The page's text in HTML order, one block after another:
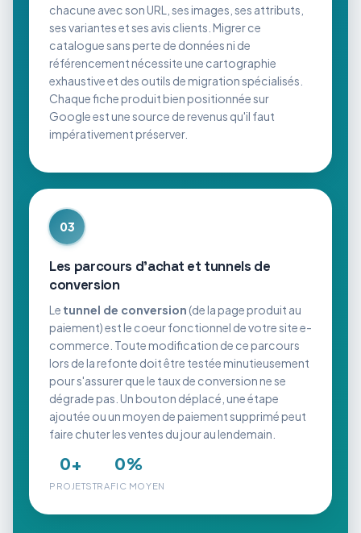
chacune avec son URL, ses images, ses attributs,
ses variantes et ses avis clients. Migrer ce
catalogue sans perte de données ni de
référencement nécessite une cartographie
exhaustive et des outils de migration spécialisés.
Chaque fiche produit bien positionnée sur
Google est une source de revenus qu'il faut
impérativement préserver.
03
Les parcours d'achat et tunnels de
conversion
Le tunnel de conversion (de la page produit au
paiement) est le coeur fonctionnel de votre site e-
commerce. Toute modification de ce parcours
lors de la refonte doit être testée minutieusement
pour s'assurer que le taux de conversion ne se
dégrade pas. Un bouton déplacé, une étape
ajoutée ou un moyen de paiement supprimé peut
faire chuter les ventes du jour au lendemain.
0+
PROJETS
0%
TRAFIC MOYEN